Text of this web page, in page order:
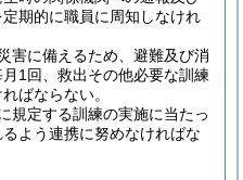
期的に職員に周知しなけれ
害に備えるため、避難及び消
1回、救出その他必要な訓練
ばならない。
規定する訓練の実施に当たっ
よう連携に努めなければな